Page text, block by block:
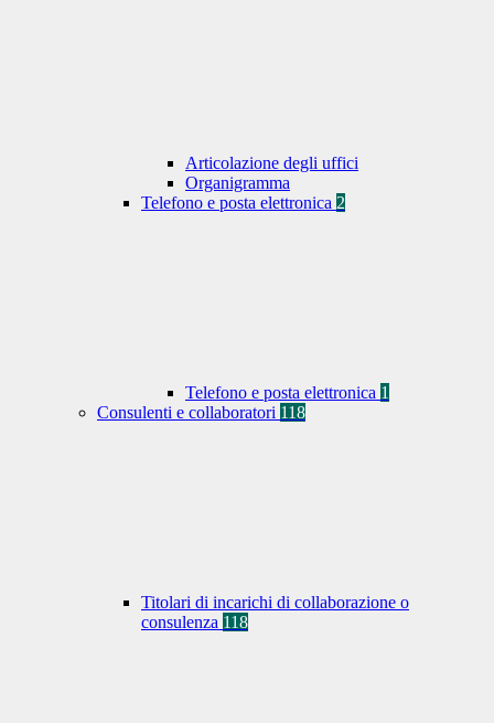
Articolazione degli uffici
Organigramma
Telefono e posta elettronica 2
Telefono e posta elettronica 1
Consulenti e collaboratori 118
Titolari di incarichi di collaborazione o
consulenza 118